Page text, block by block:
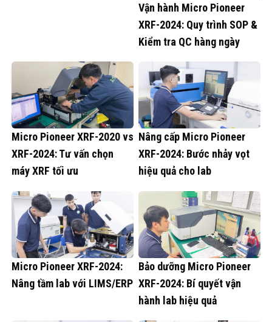
Vận hành Micro Pioneer
XRF-2024: Quy trình SOP &
Kiểm tra QC hàng ngày
Micro Pioneer XRF-2020 vs
XRF-2024: Tư vấn chọn
máy XRF tối ưu
Nâng cấp Micro Pioneer
XRF-2024: Bước nhảy vọt
hiệu quả cho lab
Micro Pioneer XRF-2024:
Nâng tầm lab với LIMS/ERP
Bảo dưỡng Micro Pioneer
XRF-2024: Bí quyết vận
hành lab hiệu quả